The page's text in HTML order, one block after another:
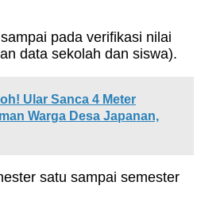
pada verifikasi nilai
data sekolah dan siswa).
Ular Sanca 4 Meter
Warga Desa Japanan,
satu sampai semester